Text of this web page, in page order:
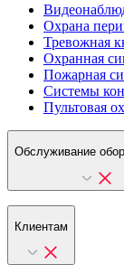
Охрана
Тревожная
Охранная
Пожарная
Системы
Пультовая
Обслуживание
Клиентам